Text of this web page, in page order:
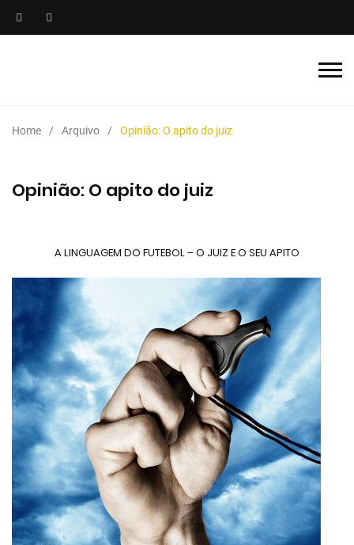
Home Arquivo Opinião: O apito do juiz
Opinião: O apito do juiz
A LINGUAGEM DO FUTEBOL – O JUIZ E O SEU APITO